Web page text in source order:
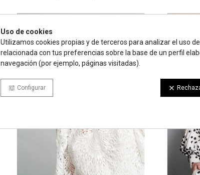
-40%
Uso de cookies
Utilizamos cookies propias y de terceros para analizar el uso
relacionada con tus preferencias sobre la base de un perfil
navegación (por ejemplo, páginas visitadas).
clear
tune Configurar